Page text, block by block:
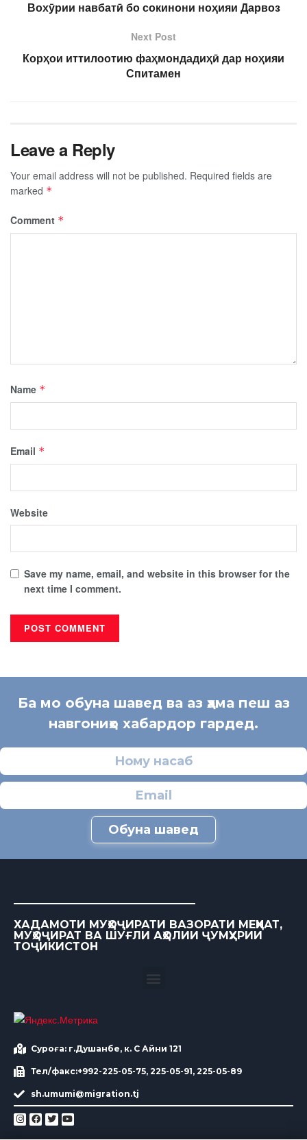
Вохӯрии навбатӣ бо сокинони ноҳияи Дарвоз
Next Post
Корҳои иттилоотию фаҳмондадиҳӣ дар ноҳияи
Спитамен
Leave a Reply
Your email address will not be published. Required fields are
marked *
Comment *
Name *
Email *
Website
Save my name, email, and website in this browser for the
next time I comment.
Ба мо обуна шавед ва аз ҳама пеш аз
навгониҳо хабардор гардед.
Обуна шавед
ХАДАМОТИ МУҲОҶИРАТИ ВАЗОРАТИ МЕҲНАТ,
МУҲОҶИРАТ ВА ШУҒЛИ АҲОЛИИ ҶУМҲУРИИ
ТОҶИКИСТОН
Суроға: г.Душанбе, к. С Айни 121
Тел/факс:+992-225-05-75, 225-05-91, 225-05-89
sh.umumi@migration.tj